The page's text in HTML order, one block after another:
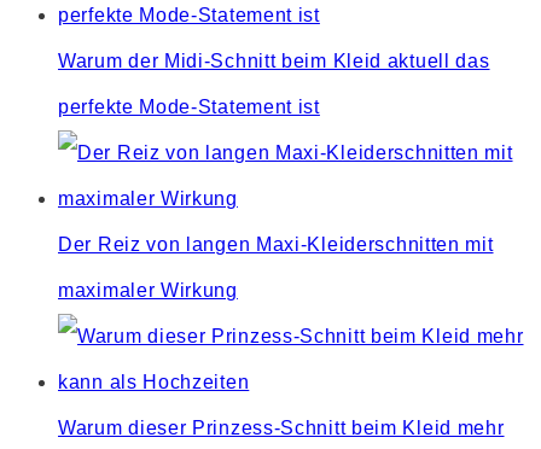
Warum der Midi-Schnitt beim Kleid aktuell das
perfekte Mode-Statement ist
Der Reiz von langen Maxi-Kleiderschnitten mit
maximaler Wirkung
Warum dieser Prinzess-Schnitt beim Kleid mehr